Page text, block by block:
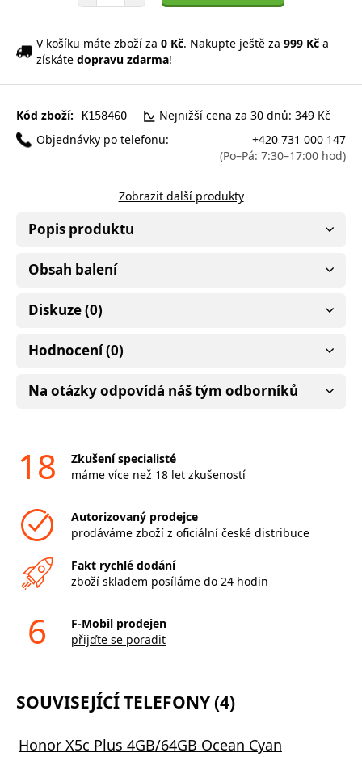
V košíku máte zboží za 0 Kč. Nakupte ještě za 999 Kč a
získáte dopravu zdarma!
Kód zboží: K158460
Nejnižší cena za 30 dnů: 349 Kč
Objednávky po telefonu:
+420 731 000 147
(Po–Pá: 7:30–17:00 hod)
Zobrazit další produkty
Popis produktu
Obsah balení
Diskuze (0)
Hodnocení (0)
Na otázky odpovídá náš tým odborníků
18
Zkušení specialisté
máme více než 18 let zkušeností
Autorizovaný prodejce
prodáváme zboží z oficiální české distribuce
Fakt rychlé dodání
zboží skladem posíláme do 24 hodin
6
F-Mobil prodejen
přijďte se poradit
SOUVISEJÍCÍ TELEFONY (4)
Honor X5c Plus 4GB/64GB Ocean Cyan